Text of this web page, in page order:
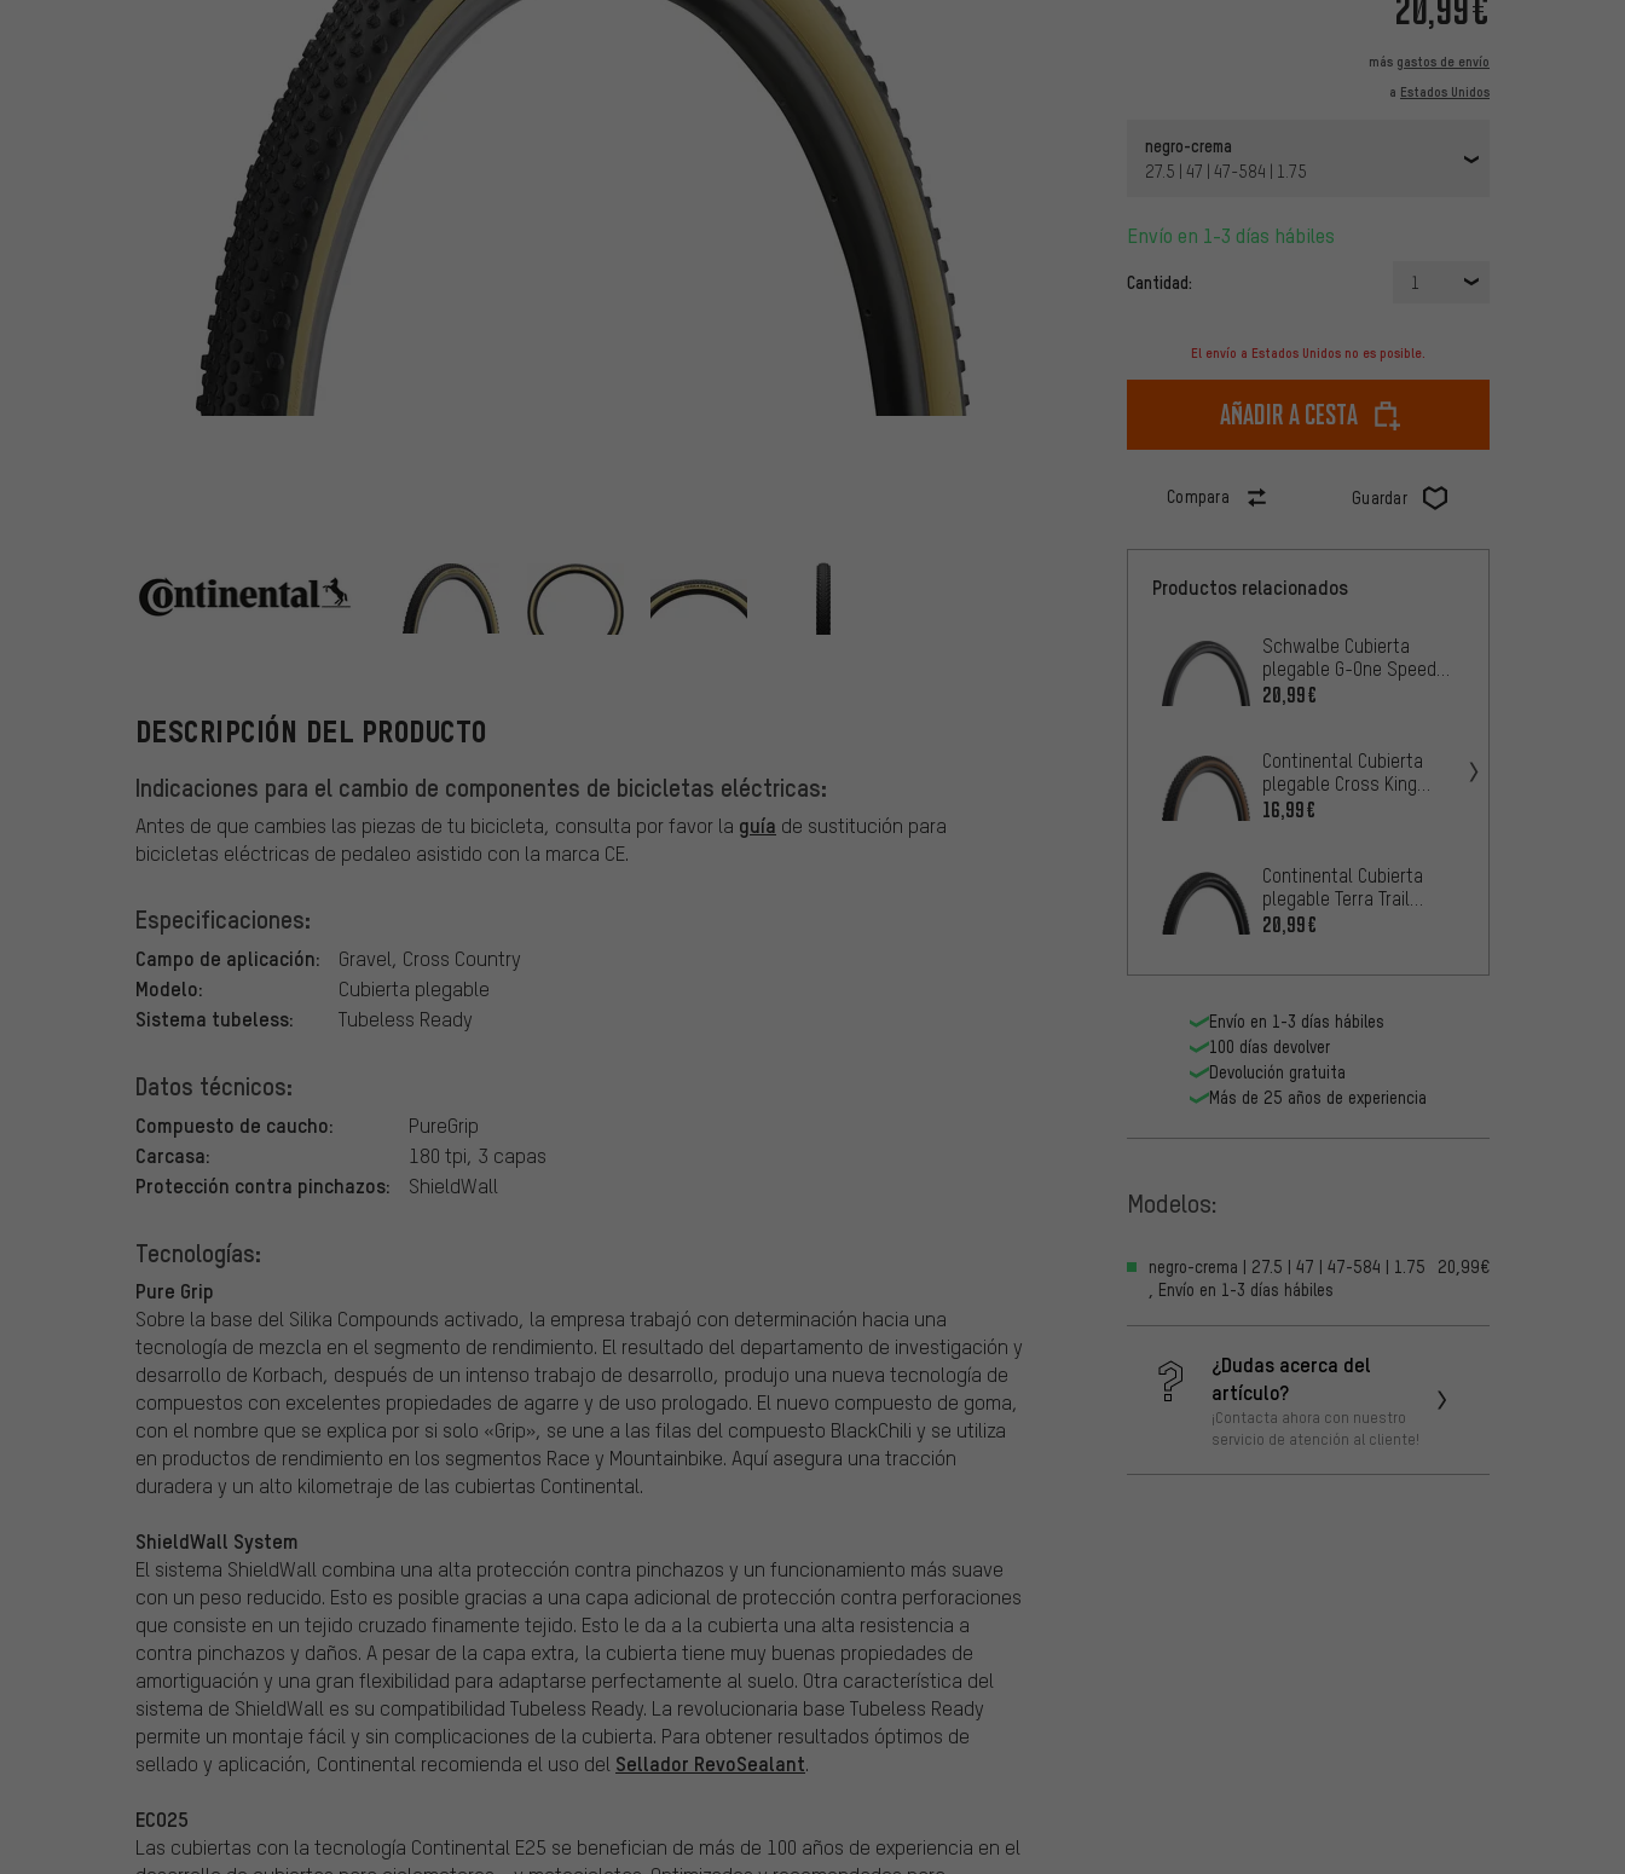
más gastos de envío
a Estados Unidos
negro-crema
27.5 | 47 | 47-584 | 1.75
Envío en 1-3 días hábiles
Cantidad: 1
El envío a Estados Unidos no es posible.
Añadir a cesta
Compara Guardar
Continental
DESCRIPCIÓN DEL PRODUCTO
Indicaciones para el cambio de componentes de bicicletas eléctricas:
Antes de que cambies las piezas de tu bicicleta, consulta por favor la guía de sustitución para
bicicletas eléctricas de pedaleo asistido con la marca CE.
Especificaciones:
Campo de aplicación: Gravel, Cross Country
Modelo: Cubierta plegable
Sistema tubeless: Tubeless Ready
Datos técnicos:
Compuesto de caucho: PureGrip
Carcasa: 180 tpi, 3 capas
Protección contra pinchazos: ShieldWall
Tecnologías:
Pure Grip
Sobre la base del Silika Compounds activado, la empresa trabajó con determinación hacia una
tecnología de mezcla en el segmento de rendimiento. El resultado del departamento de investigación y
desarrollo de Korbach, después de un intenso trabajo de desarrollo, produjo una nueva tecnología de
compuestos con excelentes propiedades de agarre y de uso prologado. El nuevo compuesto de goma,
con el nombre que se explica por si solo «Grip», se une a las filas del compuesto BlackChili y se utiliza
en productos de rendimiento en los segmentos Race y Mountainbike. Aquí asegura una tracción
duradera y un alto kilometraje de las cubiertas Continental.
ShieldWall System
El sistema ShieldWall combina una alta protección contra pinchazos y un funcionamiento más suave
con un peso reducido. Esto es posible gracias a una capa adicional de protección contra perforaciones
que consiste en un tejido cruzado finamente tejido. Esto le da a la cubierta una alta resistencia a
contra pinchazos y daños. A pesar de la capa extra, la cubierta tiene muy buenas propiedades de
amortiguación y una gran flexibilidad para adaptarse perfectamente al suelo. Otra característica del
sistema de ShieldWall es su compatibilidad Tubeless Ready. La revolucionaria base Tubeless Ready
permite un montaje fácil y sin complicaciones de la cubierta. Para obtener resultados óptimos de
sellado y aplicación, Continental recomienda el uso del Sellador RevoSealant.
ECO25
Las cubiertas con la tecnología Continental E25 se benefician de más de 100 años de experiencia en el
Productos relacionados
Schwalbe Cubierta
plegable G-One Speed
Performance ADDIX
20,99€
Continental Cubierta
plegable Cross King
ProTection 27,5" -
16,99€
Continental Cubierta
plegable Terra Trail
ShieldWall SL 27,5"
20,99€
Envío en 1-3 días hábiles
100 días devolver
Devolución gratuita
Más de 25 años de experiencia
Modelos:
negro-crema | 27.5 | 47 | 47-584 | 1.75
, Envío en 1-3 días hábiles
20,99€
¿Dudas acerca del
artículo?
¡Contacta ahora con nuestro
servicio de atención al cliente!